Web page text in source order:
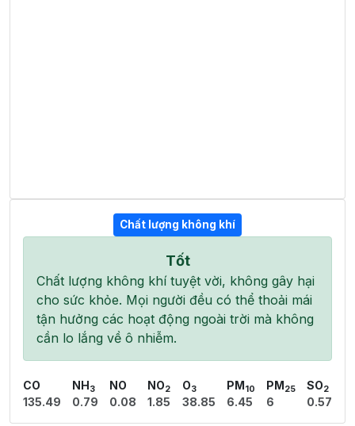
Chất lượng không khí
Tốt
Chất lượng không khí tuyệt vời, không gây hại
cho sức khỏe. Mọi người đều có thể thoải mái
tận hưởng các hoạt động ngoài trời mà không
cần lo lắng về ô nhiễm.
CO
135.49
NH 3
0.79
NO
0.08
NO2
1.85
O3
38.85
PM 10
6.45
PM 25
6
SO2
0.57